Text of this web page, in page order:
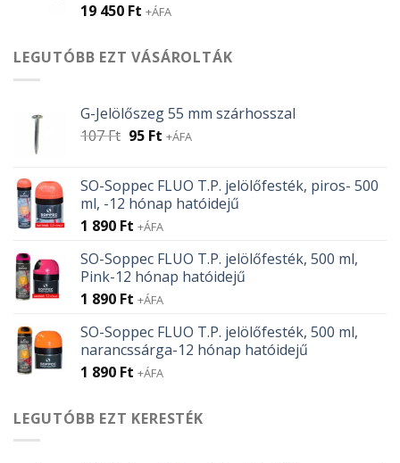
19 450 Ft +ÁFA
LEGUTÓBB EZT VÁSÁROLTÁK
G-Jelölőszeg 55 mm szárhosszal
107Ft Original
107 Ft.
95 FtCurrent
95 Ft.
+ÁFA
SO-Soppec FLUO T.P. jelölőfesték, piros- 500
ml, -12 hónap hatóidejű
1 890 Ft +ÁFA
SO-Soppec FLUO T.P. jelölőfesték, 500 ml,
Pink-12 hónap hatóidejű
1 890 Ft +ÁFA
SO-Soppec FLUO T.P. jelölőfesték, 500 ml,
narancssárga-12 hónap hatóidejű
1 890 Ft +ÁFA
LEGUTÓBB EZT KERESTÉK